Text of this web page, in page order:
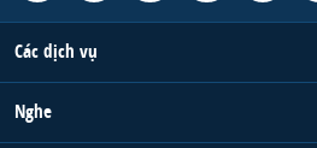
Các dịch vụ
Nghe